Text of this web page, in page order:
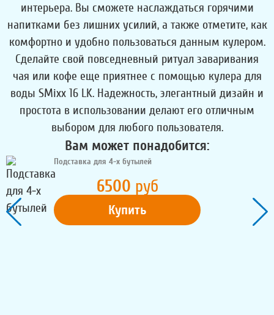
интерьера. Вы сможете наслаждаться горячими
напитками без лишних усилий, а также отметите, как
комфортно и удобно пользоваться данным кулером.
Сделайте свой повседневный ритуал заваривания
чая или кофе еще приятнее с помощью кулера для
воды SMixx 16 LK. Надежность, элегантный дизайн и
простота в использовании делают его отличным
выбором для любого пользователя.
Вам может понадобится:
Подставка для 4-х бутылей
6500 руб
Купить